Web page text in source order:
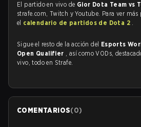
El partido en vivo de Gior Dota Team vs
strafe.com, Twitch y Youtube. Para ver
el calendario de partidos de Dota 2 .
Sigue el resto de la acción del Esports
Open Qualifier , así como VODs,
vivo, todo en Strafe.
COMENTARIOS(0)